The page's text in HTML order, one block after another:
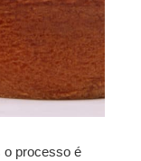
o processo é